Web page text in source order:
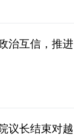
治互信，推进
议长结束对越